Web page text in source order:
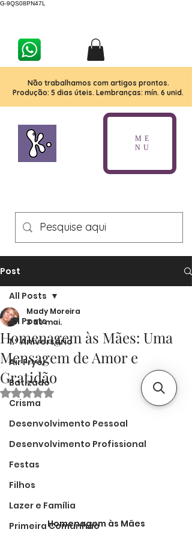
G-9QS08PN47L
Não trabalhamos com artigos prontos.
Produção: 5 dias úteis. Lembranças: mín. 6 unid.
ME
NU
Post
All Posts
1.º Aniversário
Air Fryer
Batizado
Crisma
Desenvolvimento Pessoal
Desenvolvimento Profissional
Festas
Filhos
Lazer e Família
Primeira Comunhão
All Posts
Homenagem às Mães: Uma
Mensagem de Amor e
Gratidão
Mady Moreira
3 de mai.
Avaliado com NaN de 5 estrelas.
Homenagem às Mães